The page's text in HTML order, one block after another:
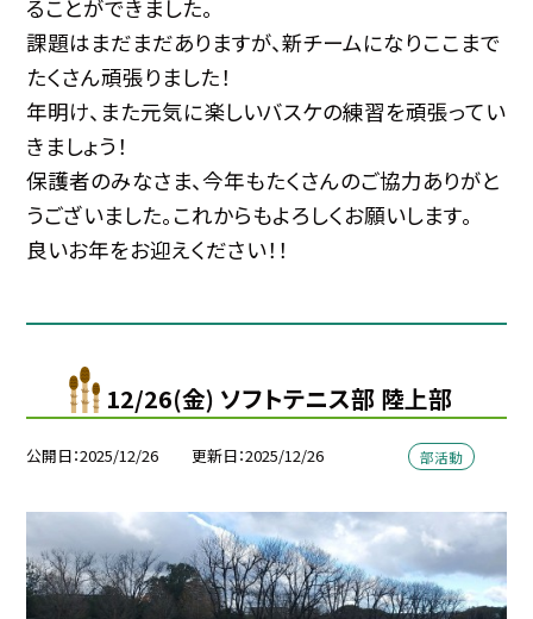
ることができました。
課題はまだまだありますが、新チームになりここまで
たくさん頑張りました！
年明け、また元気に楽しいバスケの練習を頑張ってい
きましょう！
保護者のみなさま、今年もたくさんのご協力ありがと
うございました。これからもよろしくお願いします。
良いお年をお迎えください！！
12/26(金) ソフトテニス部 陸上部
公開日 2025/12/26 更新日 2025/12/26 部活動